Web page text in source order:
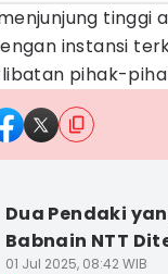
tinggi
instansi
pihak-
Dua Pendaki
Babnain NTT
01 Jul 2025, 08:42 WIB